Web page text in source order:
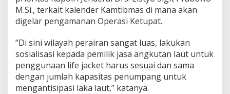
M.Si., terkait kalender Kamtibmas di mana akan
digelar pengamanan Operasi Ketupat.
“Di sini wilayah perairan sangat luas, lakukan
sosialisasi kepada pemilik jasa angkutan laut untuk
penggunaan life jacket harus sesuai dan sama
dengan jumlah kapasitas penumpang untuk
mengantisipasi laka laut,” katanya.